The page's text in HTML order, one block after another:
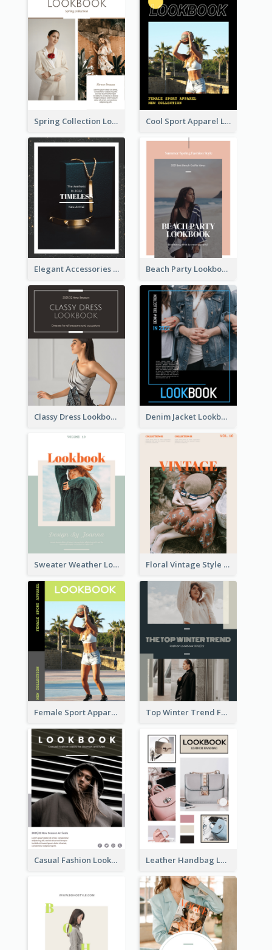
Spring Collection Lookbook Cool Sport Apparel Lookbook
Elegant Accessories Lookbook Beach Party Lookbook
Classy Dress Lookbook Denim Jacket Lookbook
Sweater Weather Lookbook Floral Vintage Style Lookbook
Female Sport Apparel Lookbook Top Winter Trend Fashion Lookbook
Casual Fashion Lookbook Leather Handbag Lookbook